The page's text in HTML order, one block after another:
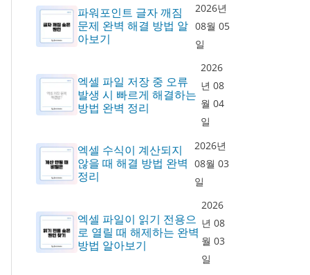
파워포인트 글자 깨짐
문제 완벽 해결 방법 알
아보기
2026년
08월 05
일
엑셀 파일 저장 중 오류
발생 시 빠르게 해결하는
방법 완벽 정리
2026
년 08
월 04
일
엑셀 수식이 계산되지
않을 때 해결 방법 완벽
정리
2026년
08월 03
일
엑셀 파일이 읽기 전용으
로 열릴 때 해제하는 완벽
방법 알아보기
2026
년 08
월 03
일